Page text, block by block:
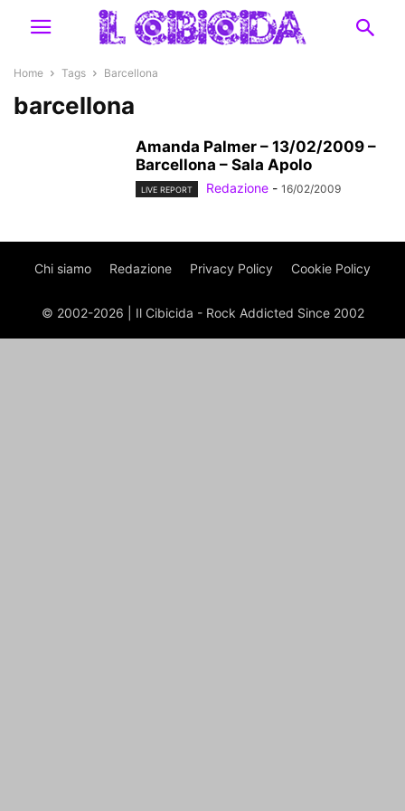
Home Tags Barcellona
barcellona
Amanda Palmer – 13/02/2009 –
Barcellona – Sala Apolo
LIVE REPORT Redazione - 16/02/2009
Chi siamo Redazione Privacy Policy Cookie Policy
© 2002-2026 | Il Cibicida - Rock Addicted Since 2002